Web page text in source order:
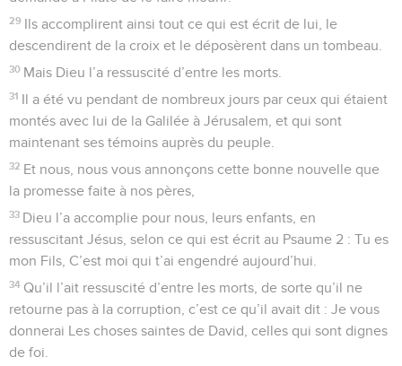
29 Ils accomplirent ainsi tout ce qui est écrit de lui, le
descendirent de la croix et le déposèrent dans un tombeau.
30 Mais Dieu l’a ressuscité d’entre les morts.
31 Il a été vu pendant de nombreux jours par ceux qui étaient
montés avec lui de la Galilée à Jérusalem, et qui sont
maintenant ses témoins auprès du peuple.
32 Et nous, nous vous annonçons cette bonne nouvelle que
la promesse faite à nos pères,
33 Dieu l’a accomplie pour nous, leurs enfants, en
ressuscitant Jésus, selon ce qui est écrit au Psaume 2 : Tu es
mon Fils, C’est moi qui t’ai engendré aujourd’hui.
34 Qu’il l’ait ressuscité d’entre les morts, de sorte qu’il ne
retourne pas à la corruption, c’est ce qu’il avait dit : Je vous
donnerai Les choses saintes de David, celles qui sont dignes
de foi.